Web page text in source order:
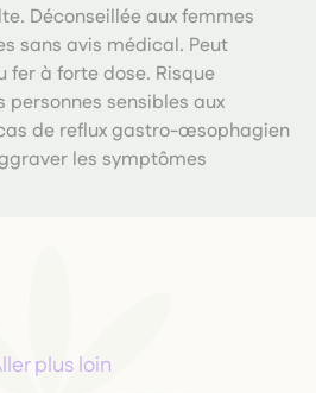
Déconseillée aux femmes
sans avis médical. Peut
fer à forte dose. Risque
personnes sensibles aux
de reflux gastro-œsophagien
les symptômes
plus loin